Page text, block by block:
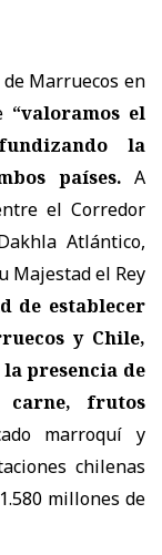
Marruecos en
“valoramos el
la
países. A
el Corredor
Atlántico,
Majestad el Rey
de establecer
y Chile,
presencia de
carne, frutos
marroquí y
chilenas
millones de